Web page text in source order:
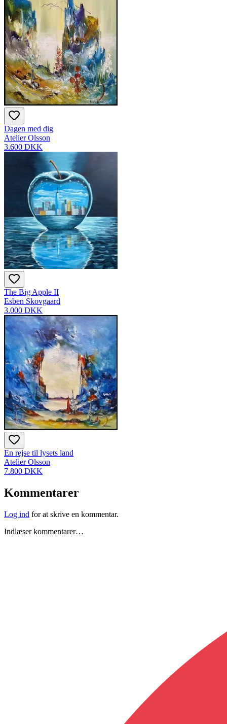
Dagen med dig
Atelier Olsson
3.600 DKK
The Big Apple II
Esben Skovgaard
3.000 DKK
En rejse til lysets land
Atelier Olsson
7.800 DKK
Kommentarer
Log ind for at skrive en kommentar.
Indlæser kommentarer…